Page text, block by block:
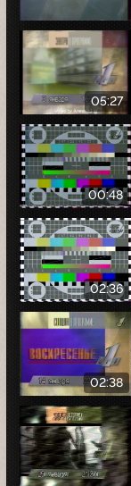
05:27
00:48
02:36
02:38